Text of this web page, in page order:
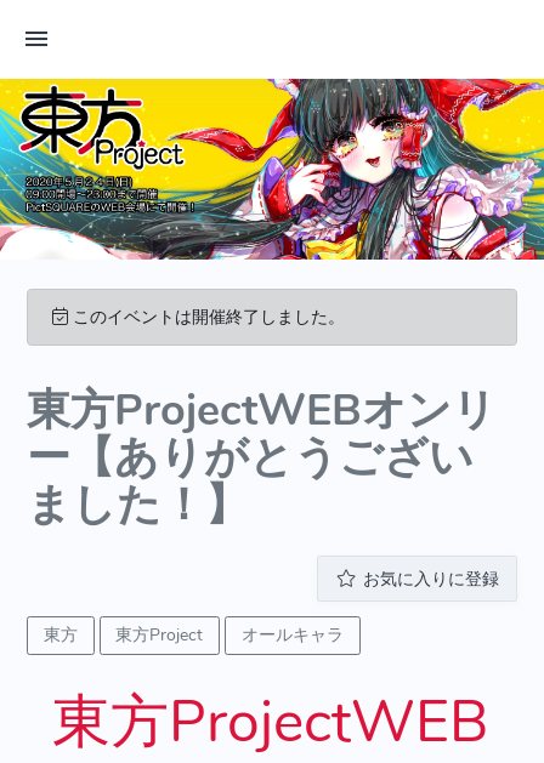
このイベントは開催終了しました。
東方ProjectWEBオンリ
ー【ありがとうござい
ました！】
お気に入りに登録
東方 東方Project オールキャラ
東方ProjectWEB